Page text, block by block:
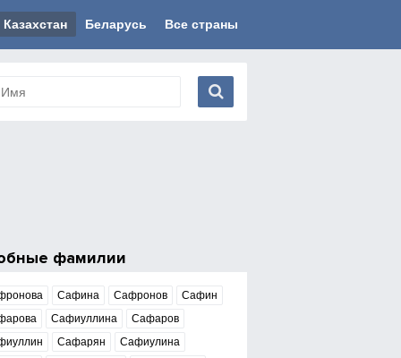
Казахстан Беларусь Все страны
фамилии
Сафина Сафронов
Сафин
Сафиуллина
Сафаров
Сафарян
Сафиулина